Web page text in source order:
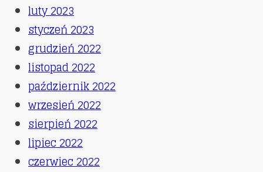
luty 2023
styczeń 2023
grudzień 2022
listopad 2022
październik 2022
wrzesień 2022
sierpień 2022
lipiec 2022
czerwiec 2022